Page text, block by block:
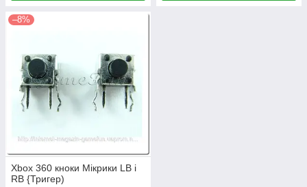
–8%
Xbox 360 кноки Мікрики LB і
RB {Тригер)